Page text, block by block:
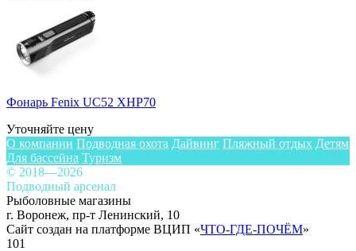
Фонарь Fenix UC52 XHP70
Уточняйте цену
О компании Подводная охота Дайвинг Пляжный отдых Детям
Для бассейна Туризм
© 2018—2026
Подводный арсенал
Рыболовные магазины
г. Воронеж, пр-т Ленинский, 10
Сайт создан на платформе ВЦИП «ЧТО-ГДЕ-ПОЧЁМ»
101